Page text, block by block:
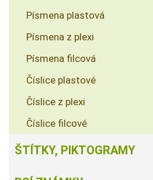
Písmena plastová
Písmena z plexi
Písmena filcová
Číslice plastové
Číslice z plexi
Číslice filcové
ŠTÍTKY, PIKTOGRAMY